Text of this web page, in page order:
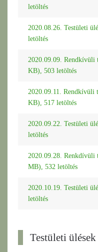
letöltés
2020.08.26. Testületi
letöltés
2020.09.09. Rendkívüli
KB), 503 letöltés
2020.09.11. Rendkívüli
KB), 517 letöltés
2020.09.22. Testületi
letöltés
2020.09.28. Renkdívüli
MB), 532 letöltés
2020.10.19. Testületi
letöltés
Testületi ülések